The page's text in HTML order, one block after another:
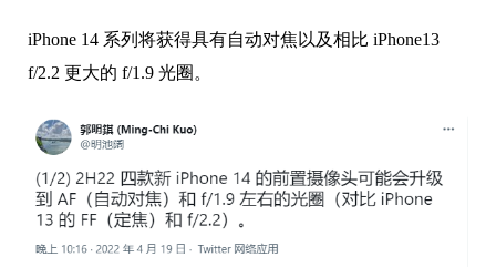
iPhone 14 系列将获得具有自动对焦以及相比 iPhone13
f/2.2 更大的 f/1.9 光圈。